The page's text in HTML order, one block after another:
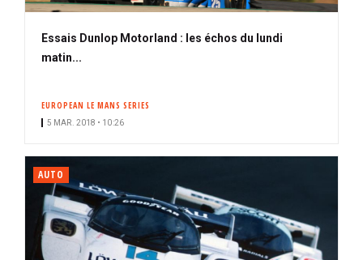
Essais Dunlop Motorland : les échos du lundi
matin...
EUROPEAN LE MANS SERIES
5 MAR. 2018 • 10:26
AUTO